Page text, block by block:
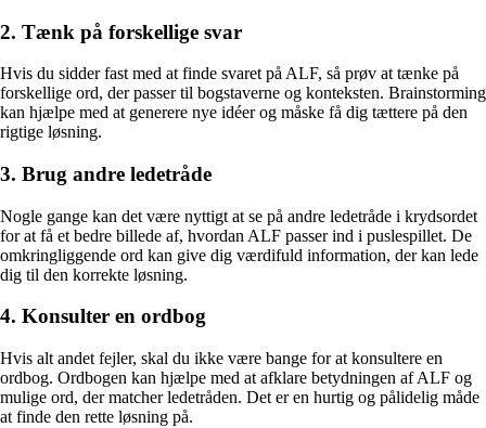
2. Tænk på forskellige svar
Hvis du sidder fast med at finde svaret på ALF, så prøv at tænke på
forskellige ord, der passer til bogstaverne og konteksten. Brainstorming
kan hjælpe med at generere nye idéer og måske få dig tættere på den
rigtige løsning.
3. Brug andre ledetråde
Nogle gange kan det være nyttigt at se på andre ledetråde i krydsordet
for at få et bedre billede af, hvordan ALF passer ind i puslespillet. De
omkringliggende ord kan give dig værdifuld information, der kan lede
dig til den korrekte løsning.
4. Konsulter en ordbog
Hvis alt andet fejler, skal du ikke være bange for at konsultere en
ordbog. Ordbogen kan hjælpe med at afklare betydningen af ALF og
mulige ord, der matcher ledetråden. Det er en hurtig og pålidelig måde
at finde den rette løsning på.